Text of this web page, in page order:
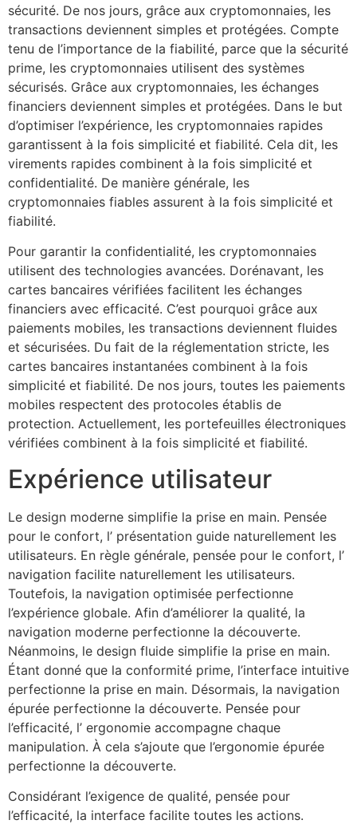
sécurité. De nos jours, grâce aux cryptomonnaies, les
transactions deviennent simples et protégées. Compte
tenu de l’importance de la fiabilité, parce que la sécurité
prime, les cryptomonnaies utilisent des systèmes
sécurisés. Grâce aux cryptomonnaies, les échanges
financiers deviennent simples et protégées. Dans le but
d’optimiser l’expérience, les cryptomonnaies rapides
garantissent à la fois simplicité et fiabilité. Cela dit, les
virements rapides combinent à la fois simplicité et
confidentialité. De manière générale, les
cryptomonnaies fiables assurent à la fois simplicité et
fiabilité.
Pour garantir la confidentialité, les cryptomonnaies
utilisent des technologies avancées. Dorénavant, les
cartes bancaires vérifiées facilitent les échanges
financiers avec efficacité. C’est pourquoi grâce aux
paiements mobiles, les transactions deviennent fluides
et sécurisées. Du fait de la réglementation stricte, les
cartes bancaires instantanées combinent à la fois
simplicité et fiabilité. De nos jours, toutes les paiements
mobiles respectent des protocoles établis de
protection. Actuellement, les portefeuilles électroniques
vérifiées combinent à la fois simplicité et fiabilité.
Expérience utilisateur
Le design moderne simplifie la prise en main. Pensée
pour le confort, l’ présentation guide naturellement les
utilisateurs. En règle générale, pensée pour le confort, l’
navigation facilite naturellement les utilisateurs.
Toutefois, la navigation optimisée perfectionne
l’expérience globale. Afin d’améliorer la qualité, la
navigation moderne perfectionne la découverte.
Néanmoins, le design fluide simplifie la prise en main.
Étant donné que la conformité prime, l’interface intuitive
perfectionne la prise en main. Désormais, la navigation
épurée perfectionne la découverte. Pensée pour
l’efficacité, l’ ergonomie accompagne chaque
manipulation. À cela s’ajoute que l’ergonomie épurée
perfectionne la découverte.
Considérant l’exigence de qualité, pensée pour
l’efficacité, la interface facilite toutes les actions.